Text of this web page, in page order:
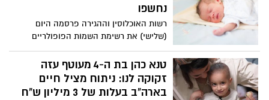
נשים הרות.
נחשפו
רשות האוכלוסין וההגירה פרסמה היום
(שלישי) את רשימת השמות הפופולריים
בקרב התינוקות שנולדו בשנה החולפת (2024),
ומספקת הצצה מרתקת לבחירות ההורים
בישראל
טנא כהן בת ה-4 מעוטף עזה
זקוקה לנו: ניתוח מציל חיים
בארה"ב בעלות של 3 מיליון ש"ח